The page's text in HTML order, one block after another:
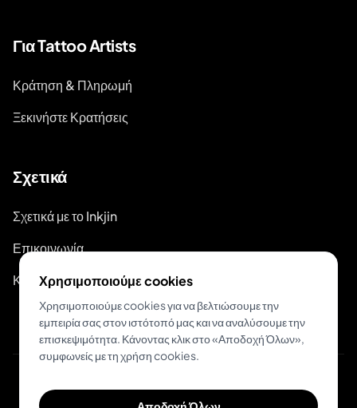
Για Tattoo Artists
Κράτηση & Πληρωμή
Ξεκινήστε Κρατήσεις
Σχετικά
Σχετικά με το Inkjin
Επικοινωνία
Κιτ Επωνυμίας
© 2026 Inkjin
Χρησιμοποιούμε cookies
Χρησιμοποιούμε cookies για να βελτιώσουμε την
εμπειρία σας στον ιστότοπό μας και να αναλύσουμε την
επισκεψιμότητα. Κάνοντας κλικ στο «Αποδοχή Όλων»,
συμφωνείς με τη χρήση cookies.